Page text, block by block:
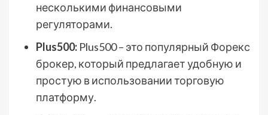
несколькими финансовыми
регуляторами.
Plus500: Plus500 – это популярный Форекс
брокер, который предлагает удобную и
простую в использовании торговую
платформу.